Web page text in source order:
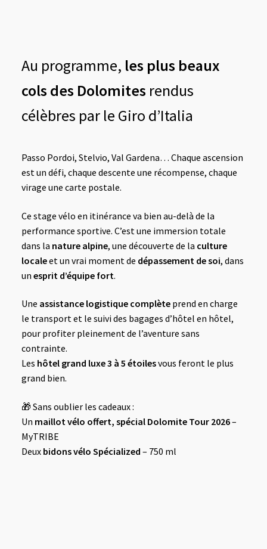
Au programme, les plus beaux
cols des Dolomites rendus
célèbres par le Giro d’Italia
Passo Pordoi, Stelvio, Val Gardena… Chaque ascension
est un défi, chaque descente une récompense, chaque
virage une carte postale.
Ce stage vélo en itinérance va bien au-delà de la
performance sportive. C’est une immersion totale
dans la nature alpine, une découverte de la culture
localeet un vrai moment de dépassement de soi, dans
un esprit d’équipe fort.
Une assistance logistique complète prend en charge
le transport et le suivi des bagages d’hôtel en hôtel,
pour profiter pleinement de l’aventure sans
contrainte.
Les hôtel grand luxe 3 à 5 étoilesvous feront le plus
grand bien.
🎁 Sans oublier les cadeaux :
Un maillot vélo offert, spécial Dolomite Tour 2026–
MyTRIBE
Deux bidons vélo Spécialized – 750 ml